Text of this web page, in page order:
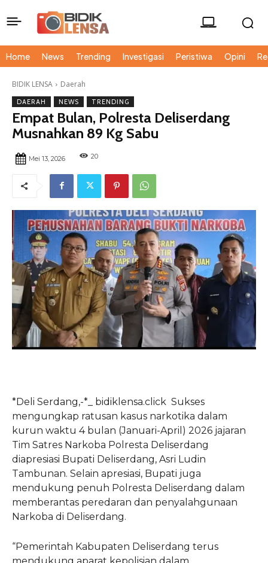
Home News Trending Investigasi Peristiwa Opini
BIDIK LENSA Daerah
DAERAH NEWS TRENDING
Empat Bulan, Polresta Deliserdang
Musnahkan 89 Kg Sabu
Mei 13, 2026 20
*Deli Serdang,-*_ bidiklensa.click Sukses
mengungkap ratusan kasus narkotika dalam
kurun waktu 4 bulan (Januari-April) 2026 jajaran
Tim Satres Narkoba Polresta Deliserdang
diapresiasi Bupati Deliserdang, Asri Ludin
Tambunan. Selain apresiasi, Bupati juga
mendukung penuh Polresta Deliserdang dalam
memberantas peredaran dan penyalahgunaan
Narkoba di Deliserdang.
“Pemerintah Kabupaten Deliserdang terus
mendukung aparat kepolisian dalam